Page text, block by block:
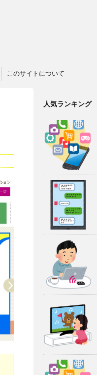
このサイトについて
人気ランキング